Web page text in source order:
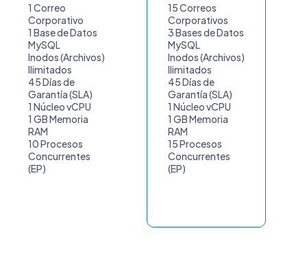
1 Correo
Corporativo
1 Base de Datos
MySQL
Inodos (Archivos)
Ilimitados
45 Días de
Garantía (SLA)
1 Núcleo vCPU
1 GB Memoria
RAM
10 Procesos
Concurrentes
(EP)
15 Correos
Corporativos
3 Bases de Datos
MySQL
Inodos (Archivos)
Ilimitados
45 Días de
Garantía (SLA)
1 Núcleo vCPU
1 GB Memoria
RAM
15 Procesos
Concurrentes
(EP)